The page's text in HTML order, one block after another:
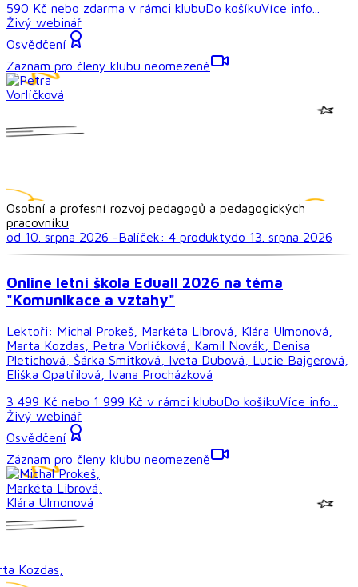
590 Kč nebo zdarma v rámci klubuDo košíkuVíce info...
Živý webinář
Osvědčení
Záznam pro členy klubu neomezeně
Osobní a profesní rozvoj pedagogů a pedagogických
pracovníku
od 10. srpna 2026 -Balíček: 4 produktydo 13. srpna 2026
Online letní škola Eduall 2026 na téma
"Komunikace a vztahy"
Lektoři: Michal Prokeš, Markéta Librová, Klára Ulmonová,
Marta Kozdas, Petra Vorlíčková, Kamil Novák, Denisa
Pletichová, Šárka Smitková, Iveta Dubová, Lucie Bajgerová,
Eliška Opatřilová, Ivana Procházková
3 499 Kč nebo 1 999 Kč v rámci klubuDo košíkuVíce info...
Živý webinář
Osvědčení
Záznam pro členy klubu neomezeně